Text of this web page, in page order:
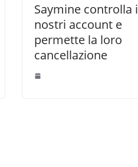
Saymine controlla i
nostri account e
permette la loro
cancellazione